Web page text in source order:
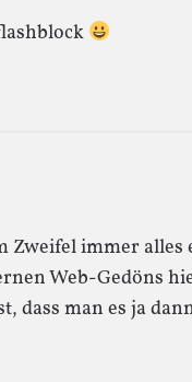
Zweifel immer alles
Web-Gedöns
dass man es ja